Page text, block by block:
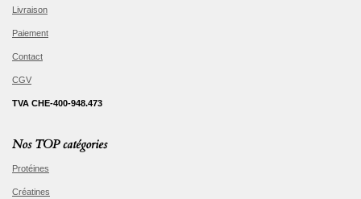
Livraison
Paiement
Contact
CGV
TVA CHE-400-948.473
Nos TOP catégories
Protéines
Créatines